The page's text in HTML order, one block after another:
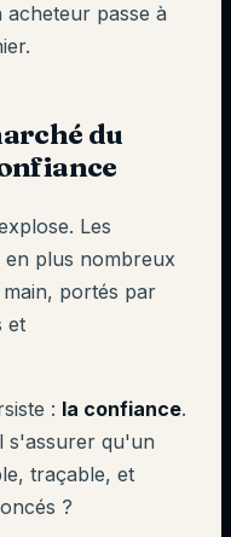
passe à
du
Les
en plus nombreux
portés par
et
: la confiance.
s'assurer qu'un
traçable, et
?